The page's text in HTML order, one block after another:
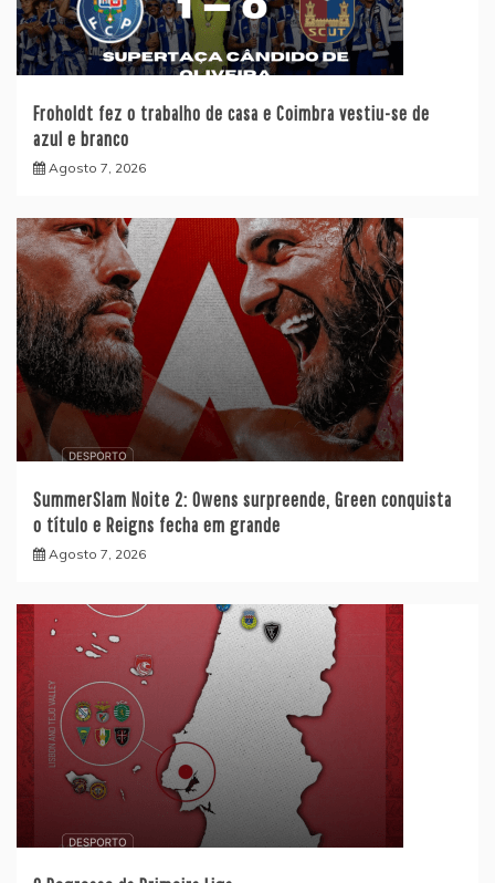
Froholdt fez o trabalho de casa e Coimbra vestiu-se de
azul e branco
Agosto 7, 2026
SummerSlam Noite 2: Owens surpreende, Green conquista
o título e Reigns fecha em grande
Agosto 7, 2026